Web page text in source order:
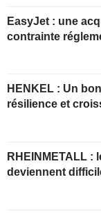
EasyJet : une
contrainte
HENKEL : Un bon équilibre entre
résilience et
RHEINMETALL : les risques d'exécution
deviennent